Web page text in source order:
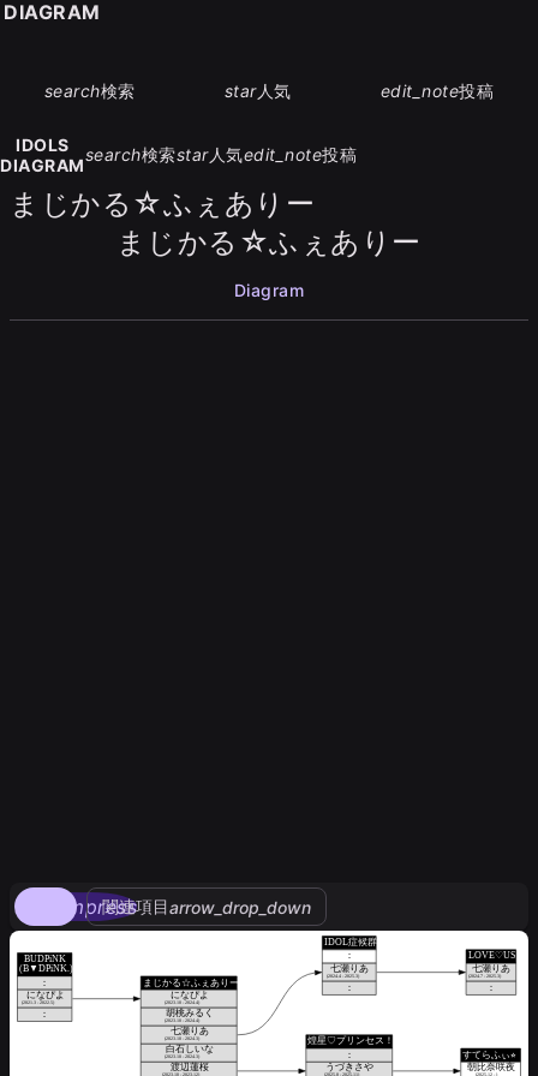
search検索 star人気 edit_note投稿
IDOLS
DIAGRAM
search検索star人気edit_note投稿
まじかる☆ふぇありー
まじかる☆ふぇありー
Diagram
compress
関連項目arrow_drop_down